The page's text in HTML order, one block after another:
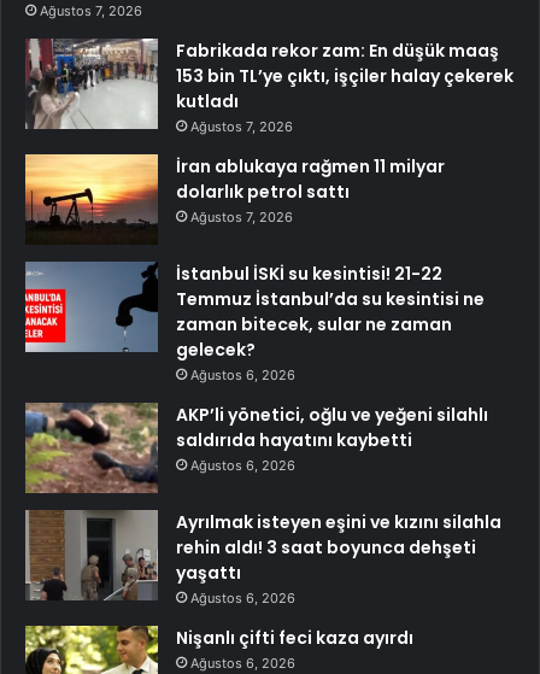
Ağustos 7, 2026
Fabrikada rekor zam: En düşük maaş
153 bin TL’ye çıktı, işçiler halay çekerek
kutladı
Ağustos 7, 2026
İran ablukaya rağmen 11 milyar
dolarlık petrol sattı
Ağustos 7, 2026
İstanbul İSKİ su kesintisi! 21-22
Temmuz İstanbul’da su kesintisi ne
zaman bitecek, sular ne zaman
gelecek?
Ağustos 6, 2026
AKP’li yönetici, oğlu ve yeğeni silahlı
saldırıda hayatını kaybetti
Ağustos 6, 2026
Ayrılmak isteyen eşini ve kızını silahla
rehin aldı! 3 saat boyunca dehşeti
yaşattı
Ağustos 6, 2026
Nişanlı çifti feci kaza ayırdı
Ağustos 6, 2026